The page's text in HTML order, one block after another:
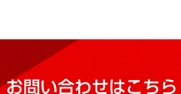
お問い合わせはこちら